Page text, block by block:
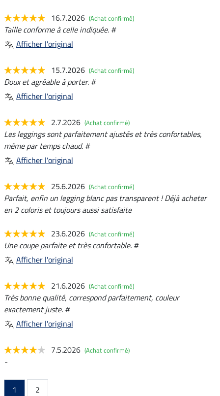
16.7.2026 (Achat confirmé)
Taille conforme à celle indiquée. #
Afficher l'original
15.7.2026 (Achat confirmé)
Doux et agréable à porter. #
Afficher l'original
2.7.2026 (Achat confirmé)
Les leggings sont parfaitement ajustés et très confortables,
même par temps chaud. #
Afficher l'original
25.6.2026 (Achat confirmé)
Parfait, enfin un legging blanc pas transparent ! Déjà acheter
en 2 coloris et toujours aussi satisfaite
23.6.2026 (Achat confirmé)
Une coupe parfaite et très confortable. #
Afficher l'original
21.6.2026 (Achat confirmé)
Très bonne qualité, correspond parfaitement, couleur
exactement juste. #
Afficher l'original
7.5.2026 (Achat confirmé)
-
1
2